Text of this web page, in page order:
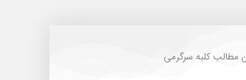
مطالب کلبه سرگرمی